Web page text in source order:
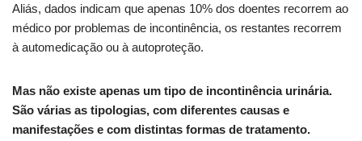
Aliás, dados indicam que apenas 10% dos doentes recorrem ao
médico por problemas de incontinência, os restantes recorrem
à automedicação ou à autoproteção.
Mas não existe apenas um tipo de incontinência urinária.
São várias as tipologias, com diferentes causas e
manifestações e com distintas formas de tratamento.